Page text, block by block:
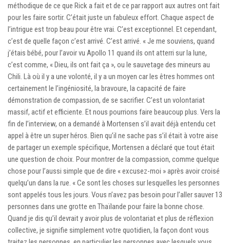
méthodique de ce que Rick a fait et de ce par rapport aux autres ont fait
pour les faire sortir. C’était juste un fabuleux effort. Chaque aspect de
l’intrigue est trop beau pour être vrai. C’est exceptionnel. Et cependant,
c’est de quelle façon c’est arrivé. C’est arrivé. « Je me souviens, quand
j’étais bébé, pour l’avoir vu Apollo 11 quand ils ont atterri sur la lune,
c’est comme, « Dieu, ils ont fait ça », ou le sauvetage des mineurs au
Chili. Là où il y a une volonté, il y a un moyen car les êtres hommes ont
certainement le l’ingéniosité, la bravoure, la capacité de faire
démonstration de compassion, de se sacrifier. C’est un volontariat
massif, actif et efficiente. Et nous pourrions faire beaucoup plus. Vers la
fin de l’interview, on a demandé à Mortensen s’il avait déjà entendu cet
appel à être un super héros. Bien qu’il ne sache pas s’il était à votre aise
de partager un exemple spécifique, Mortensen a déclaré que tout était
une question de choix. Pour montrer de la compassion, comme quelque
chose pour l’aussi simple que de dire « excusez-moi » après avoir croisé
quelqu’un dans la rue. « Ce sont les choses sur lesquelles les personnes
sont appelés tous les jours. Vous n’avez pas besoin pour l’aller sauver 13
personnes dans une grotte en Thaïlande pour faire la bonne chose.
Quand je dis qu’il devrait y avoir plus de volontariat et plus de réflexion
collective, je signifie simplement votre quotidien, la façon dont vous